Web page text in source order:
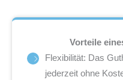
Vorteile
Flexibilität: Das
jederzeit ohne